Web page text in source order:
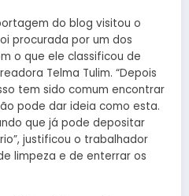
do blog visitou o
procurada por um dos
o que ele classificou de
Telma Tulim. “Depois
tem sido comum encontrar
pode dar ideia como esta.
que já pode depositar
justificou o trabalhador
limpeza e de enterrar os